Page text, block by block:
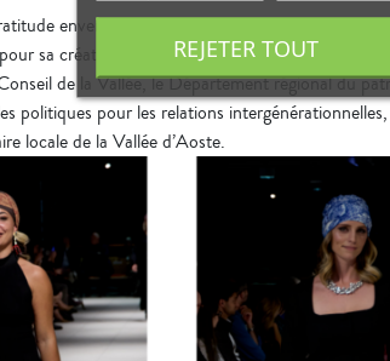
envers les associations Barbara & Co. et
sa créativité et son soutien. Un immense
de la Vallée, le Département régional du
politiques pour les relations
locale de la Vallée d’Aoste.
REJETER TOUT